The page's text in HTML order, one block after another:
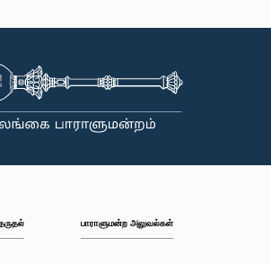
கௌரவ இரான் விக்கிரமரத்ன, பா.உ.
பாராளுமன்ற அலுவல்கள்